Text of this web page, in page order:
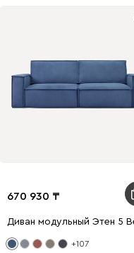
670 930
Диван модульный Этен 5
+107